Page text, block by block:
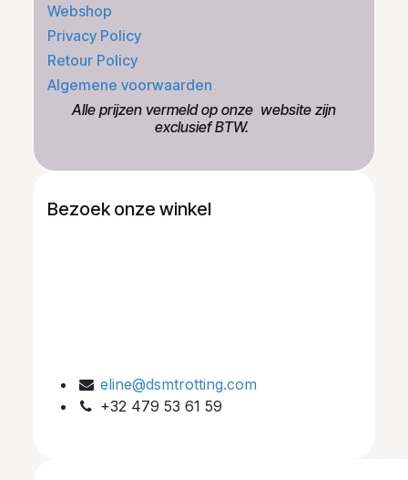
Webshop
Privacy Policy
Retour Policy
Algemene voorwaarden
​Alle prijzen vermeld op onze ​website zijn
exclusief BTW.
Bezoek onze winkel
eline@dsmtrotting.com
+32 479 53 61 59